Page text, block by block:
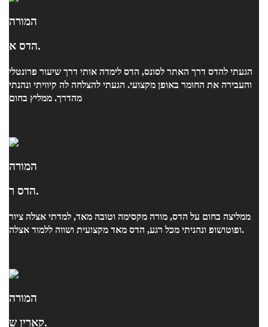
המורה
הדס א.
הגעתי להדס דרך האתר לסונס, הדס לימדה אותי דרך שיעור פרונטלי
והעבירה את החומר באופן מקצועי. הגעתי להצלחה לה קיוויתי ונהנתי
מהדרך. ממליץ בחום
המורה
הדס ר.
ממליצה בחום על הדס, מורה מקסימה וטובה מאד, למדתי אצלה ציור
ופוטושופ ונהניתי מכל רגע, הדס מאד מקצועית ושווה ללמוד אצלה.
המורה
קארין ש.